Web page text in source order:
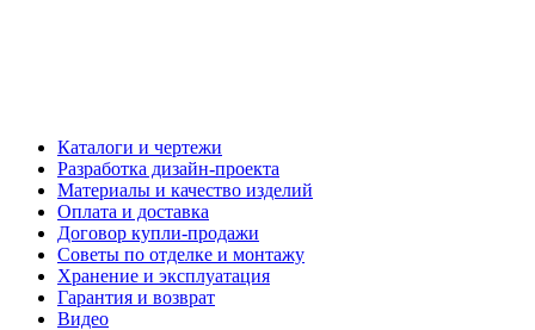
Каталоги и чертежи
Разработка дизайн-проекта
Материалы и качество изделий
Оплата и доставка
Договор купли-продажи
Советы по отделке и монтажу
Хранение и эксплуатация
Гарантия и возврат
Видео